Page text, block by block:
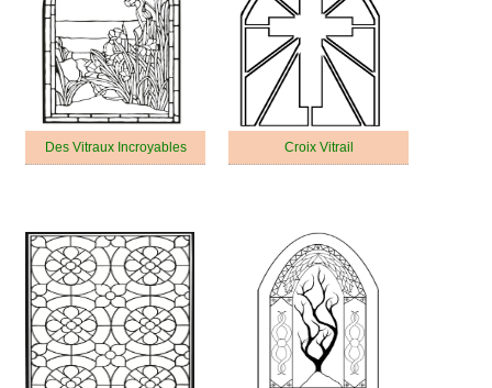
Des Vitraux Incroyables Croix Vitrail